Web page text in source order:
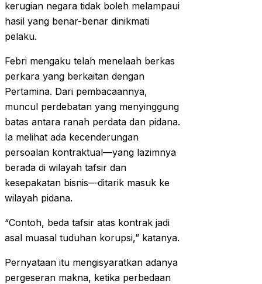
kerugian negara tidak boleh melampaui
hasil yang benar-benar dinikmati
pelaku.
Febri mengaku telah menelaah berkas
perkara yang berkaitan dengan
Pertamina. Dari pembacaannya,
muncul perdebatan yang menyinggung
batas antara ranah perdata dan pidana.
Ia melihat ada kecenderungan
persoalan kontraktual—yang lazimnya
berada di wilayah tafsir dan
kesepakatan bisnis—ditarik masuk ke
wilayah pidana.
“Contoh, beda tafsir atas kontrak jadi
asal muasal tuduhan korupsi,” katanya.
Pernyataan itu mengisyaratkan adanya
pergeseran makna, ketika perbedaan